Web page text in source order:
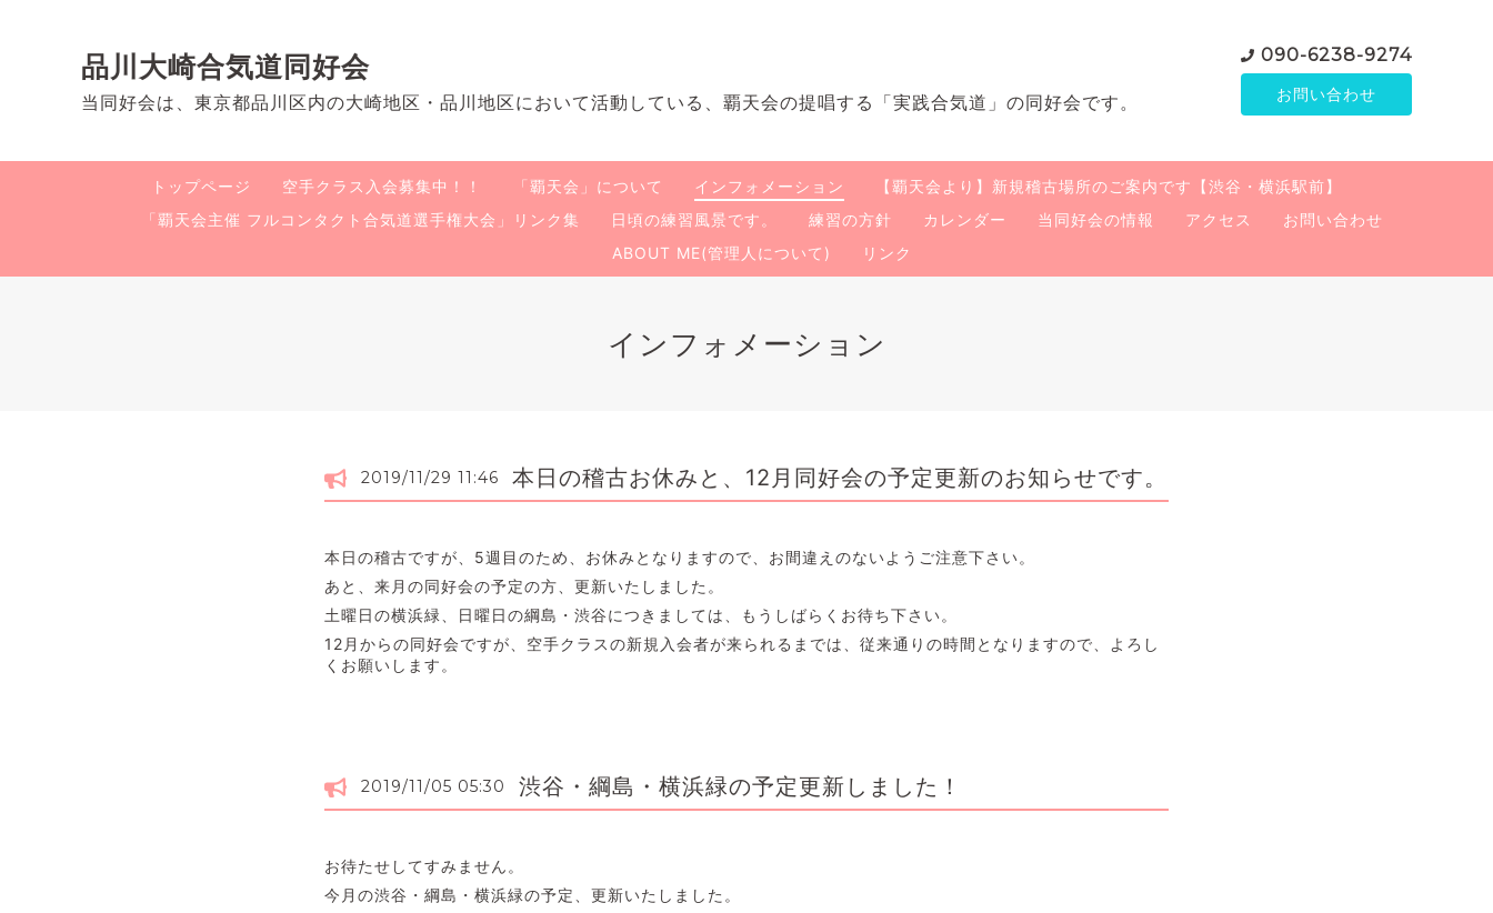
品川大崎合気道同好会
当同好会は、東京都品川区内の大崎地区・品川地区において活動している、覇天会の提唱する「実践合気道」の同好会です。
090-6238-9274
お問い合わせ
トップページ 空手クラス入会募集中！！ 「覇天会」について インフォメーション
【覇天会より】新規稽古場所のご案内です【渋谷・横浜駅前】
「覇天会主催 フルコンタクト合気道選手権大会」リンク集
日頃の練習風景です。 練習の方針 カレンダー 当同好会の情報 アクセス
お問い合わせ
ABOUT ME(管理人について)
リンク
インフォメーション
2019/11/29 11:46 本日の稽古お休みと、12月同好会の予定更新のお知らせです。
本日の稽古ですが、5週目のため、お休みとなりますので、お間違えのないようご注意下さい。
あと、来月の同好会の予定の方、更新いたしました。
土曜日の横浜緑、日曜日の綱島・渋谷につきましては、もうしばらくお待ち下さい。
12月からの同好会ですが、空手クラスの新規入会者が来られるまでは、従来通りの時間となりますので、よろし
くお願いします。
2019/11/05 05:30 渋谷・綱島・横浜緑の予定更新しました！
お待たせしてすみません。
今月の渋谷・綱島・横浜緑の予定、更新いたしました。